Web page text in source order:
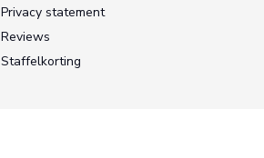
Privacy statement
Reviews
Staffelkorting